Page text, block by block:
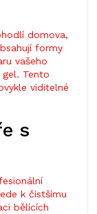
domova,
formy
vašeho
Tento
viditelné
s
k čistšímu
bělících